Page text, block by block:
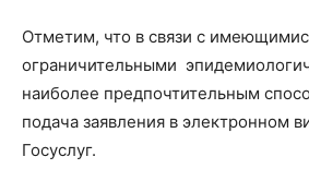
Отметим, что в связи с
ограничительными
наиболее предпочтительным
подача заявления в электронном
Госуслуг.